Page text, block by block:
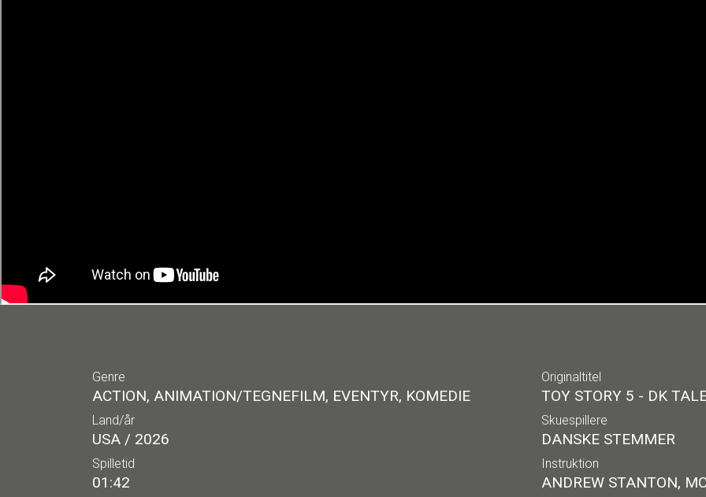
Genre
ACTION, ANIMATION/TEGNEFILM, EVENTYR, KOMEDIE
Land/år
USA / 2026
Spilletid
01:42
Originaltitel
TOY STORY 5 - DK
Skuespillere
DANSKE STEMMER
Instruktion
ANDREW STANTON,